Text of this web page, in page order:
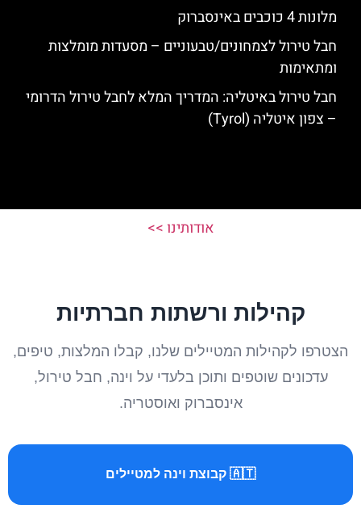
מלונות 4 כוכבים באינסברוק
חבל טירול לצמחונים/טבעוניים – מסעדות מומלצות
ומתאימות
חבל טירול באיטליה: המדריך המלא לחבל טירול הדרומי
– צפון איטליה (Tyrol)
אודותינו >>
קהילות ורשתות חברתיות
הצטרפו לקהילות המטיילים שלנו, קבלו המלצות, טיפים,
עדכונים שוטפים ותוכן בלעדי על וינה, חבל טירול,
אינסברוק ואוסטריה.
🇦🇹 קבוצת וינה למטיילים